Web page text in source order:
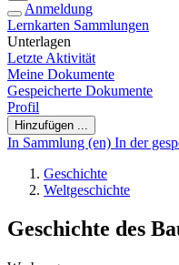
Anmeldung
Lernkarten Sammlungen
Unterlagen
Letzte Aktivität
Meine Dokumente
Gespeicherte Dokumente
Profil
Hinzufügen ...
In Sammlung (en) In der
Geschichte
Weltgeschichte
Geschichte des